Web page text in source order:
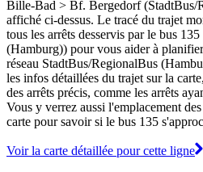
Bille-Bad > Bf. Bergedorf (StadtBus/
affiché ci-dessus. Le tracé du trajet
tous les arrêts desservis par le bus
(Hamburg)) pour vous aider à
réseau StadtBus/RegionalBus
les infos détaillées du trajet sur la
des arrêts précis, comme les arrêts
Vous y verrez aussi l'emplacement
carte pour savoir si le bus 135
Voir la carte détaillée pour cette ligne